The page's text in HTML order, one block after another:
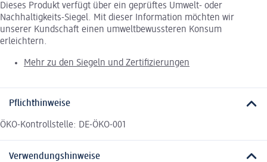
Dieses Produkt verfügt über ein geprüftes Umwelt- oder
Nachhaltigkeits-Siegel. Mit dieser Information möchten wir
unserer Kundschaft einen umweltbewussteren Konsum
erleichtern.
Mehr zu den Siegeln und Zertifizierungen
Pflichthinweise
ÖKO-Kontrollstelle: DE-ÖKO-001
Verwendungshinweise